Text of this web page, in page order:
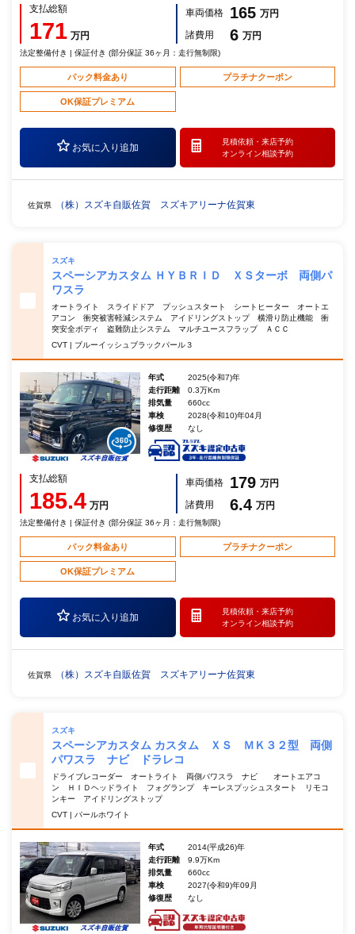
支払総額
171 万円
車両価格 165 万円
諸費用
6 万円
法定整備付き | 保証付き (部分保証 36ヶ月：走行無制限)
パック料金あり プラチナクーポン
OK保証プレミアム
お気に入り追加
見積依頼・ 来店予約
オンライン相談予約
佐賀県 （株）スズキ自販佐賀 スズキアリーナ佐賀東
スズキ
スペーシアカスタム ＨＹＢＲＩＤ ＸＳターボ 両側パ
ワスラ
オートライト スライドドア プッシュスタート シートヒーター オートエ
アコン 衝突被害軽減システム アイドリングストップ 横滑り防止機能 衝
突安全ボディ 盗難防止システム マルチユースフラップ ＡＣＣ
CVT | ブルーイッシュブラックパール３
年式
2025(令和7)年
走行距離
0.3万Km
排気量
660cc
車検
2028(令和10)年04月
修復歴
なし
支払総額
185.4 万円
車両価格 179 万円
諸費用
6.4 万円
法定整備付き | 保証付き (部分保証 36ヶ月：走行無制限)
パック料金あり プラチナクーポン
OK保証プレミアム
お気に入り追加
見積依頼・ 来店予約
オンライン相談予約
佐賀県 （株）スズキ自販佐賀 スズキアリーナ佐賀東
スズキ
スペーシアカスタム カスタム ＸＳ ＭＫ３２型 両側
パワスラ ナビ ドラレコ
ドライブレコーダー オートライト 両側パワスラ ナビ オートエアコ
ン ＨＩＤヘッドライト フォグランプ キーレスプッシュスタート リモコ
ンキー アイドリングストップ
CVT | パールホワイト
年式
2014(平成26)年
走行距離
9.9万Km
排気量
660cc
車検
2027(令和9)年09月
修復歴
なし